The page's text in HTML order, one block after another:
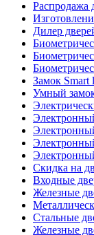
Распродажа
Дилер
Замок Smart
Умный
Скидка на
Входные
Железные
Стальные
Железные